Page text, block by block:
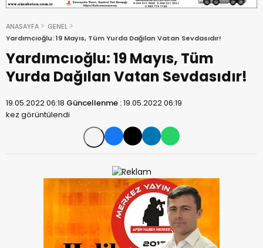
ANASAYFA
GENEL
Yardımcıoğlu: 19 Mayıs, Tüm Yurda Dağılan Vatan Sevdasıdır!
Yardımcıoğlu: 19 Mayıs, Tüm
Yurda Dağılan Vatan Sevdasıdır!
19.05.2022 06:18 Güncellenme :19.05.2022 06:19
kez görüntülendi